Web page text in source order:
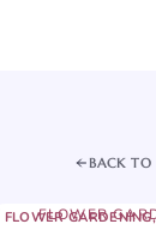
FLOWER
BACK TO
FLOWER GARDENING